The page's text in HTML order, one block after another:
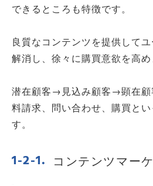
できるところも特徴です。
良質なコンテンツを提供して
解消し、徐々に購買意欲を高め
潜在顧客→見込み顧客→顕在顧
料請求、問い合わせ、購買と
す。
コンテンツマー